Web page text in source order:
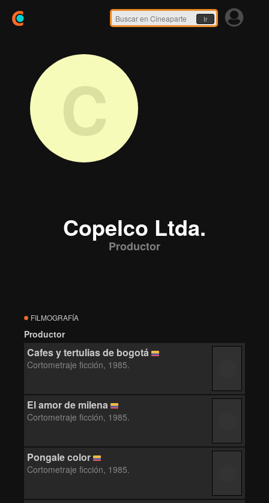
Ir
C
Copelco Ltda.
Productor
FILMOGRAFÍA
Productor
Cafes y tertulias de bogotá
Cortometraje ficción, 1985.
El amor de milena
Cortometraje ficción, 1985.
Pongale color
Cortometraje ficción, 1985.